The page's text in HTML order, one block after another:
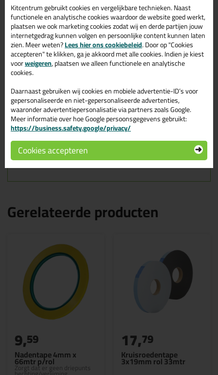
kunststof kozijnen.
Als afdichting in scheidingswanden en luchtkanalen in de
machine en apparaten-bouw.
Als standsdelen ten behoeve van isolatie in bekastingen
en in de automotive.
En meer!
Kenmerken
Sterke kleefkracht
Regelmatige celstructuur
Vlotte verwerkbaarheid
Geen waterabsorptie
Schokdempend
Chemicaliënbestendig
Grote isolatiewaarde
In pakjes zonder afdekfolie (=ZA)
Rotvrij
Gerelateerde producten
Nadentape 4mm x
66mtr p/rol
Zorgt dat er geen driepunts
9,59
Kruisroedentape
3x19mm rol 33mtr
17,79
Kitcentrum gebruikt cookies en vergelijkbare technieken. Naast
functionele en analytische cookies waardoor de website goed werkt,
plaatsen we ook marketing cookies zodat wij en derde partijen jouw
internetgedrag kunnen volgen en persoonlijke content kunnen laten
zien. Meer weten?Lees hier ons cookiebeleid. Door op "Cookies
accepteren" te klikken, ga je akkoord met alle cookies. Indien je kiest
voorweigeren, plaatsen we alleen functionele en analytische
cookies.
Daarnaast gebruiken wij cookies en mobiele advertentie-ID’s voor
gepersonaliseerde en niet-gepersonaliseerde advertenties,
waaronder advertentiepersonalisatie via partners zoals Google.
Meer informatie over hoe Google persoonsgegevens gebruikt:
https://business.safety.google/privacy/
Cookies accepteren